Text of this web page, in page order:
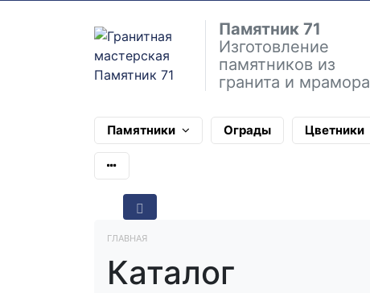
Памятник 71
Изготовление
памятников из
гранита и мрамора
Памятники Ограды Цветники
ГЛАВНАЯ
Каталог